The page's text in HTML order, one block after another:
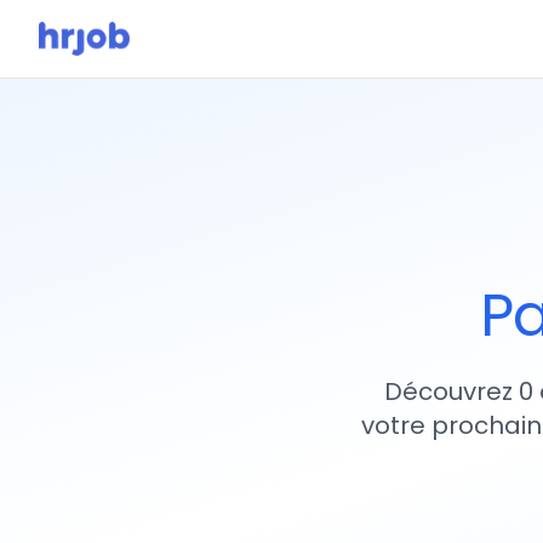
Découvrez
votre